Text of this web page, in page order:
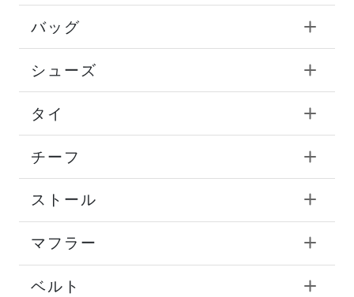
バッグ
シューズ
タイ
チーフ
ストール
マフラー
ベルト